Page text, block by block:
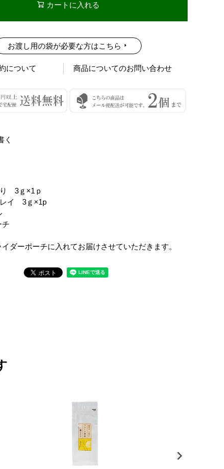
カートに入れる
お渡し用の袋が必要な方はこちら
について 商品についてのお問い合わせ
く
3ｇ×1ｐ
レイ 3ｇ×1p
チ
ダーポーチに入れてお届けさせていただきます。